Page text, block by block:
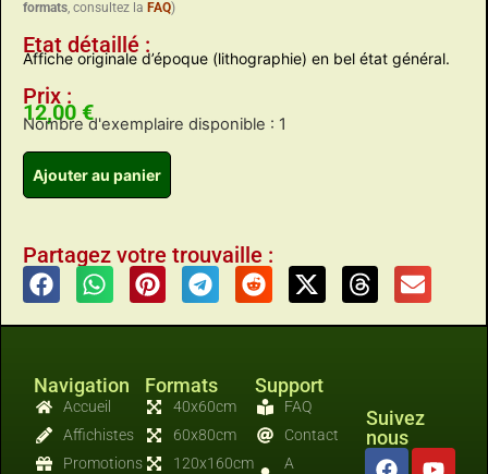
formats, consultez la FAQ)
Etat détaillé :
Affiche originale d’époque (lithographie) en bel état général.
Prix :
12,00 €
Nombre d'exemplaire disponible : 1
Ajouter au panier
Partagez votre trouvaille :
Navigation
Accueil
Affichistes
Promotions
Formats
40x60cm
60x80cm
120x160cm
Support
FAQ
Contact
A
Suivez
nous